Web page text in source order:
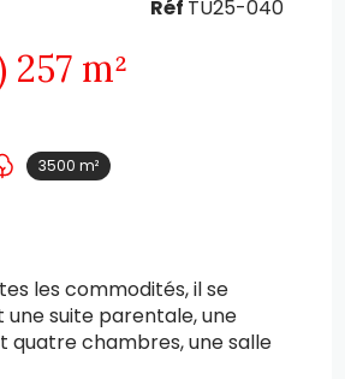
Maison 12 pièce(s) 6 chambre(s) 257 m²
3500 m²
Réf TU25-040
les commodités, il se
suite parentale, une
quatre chambres, une salle